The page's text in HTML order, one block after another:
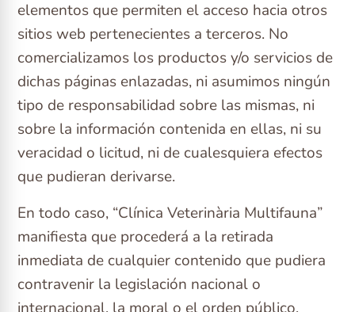
elementos que permiten el acceso hacia otros
sitios web pertenecientes a terceros. No
comercializamos los productos y/o servicios de
dichas páginas enlazadas, ni asumimos ningún
tipo de responsabilidad sobre las mismas, ni
sobre la información contenida en ellas, ni su
veracidad o licitud, ni de cualesquiera efectos
que pudieran derivarse.
En todo caso, “Clínica Veterinària Multifauna”
manifiesta que procederá a la retirada
inmediata de cualquier contenido que pudiera
contravenir la legislación nacional o